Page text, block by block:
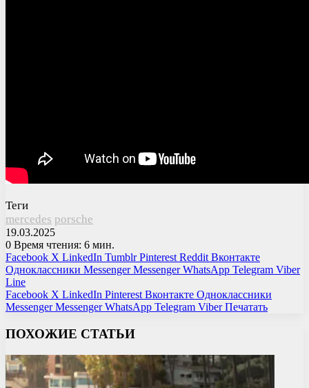
Теги
mercedes porsche
19.03.2025
0 Время чтения: 6 мин.
Facebook X LinkedIn Tumblr Pinterest Reddit Вконтакте
Одноклассники Messenger Messenger WhatsApp Telegram Viber
Line
Facebook X LinkedIn Pinterest Вконтакте Одноклассники
Messenger Messenger WhatsApp Telegram Viber Печатать
ПОХОЖИЕ СТАТЬИ